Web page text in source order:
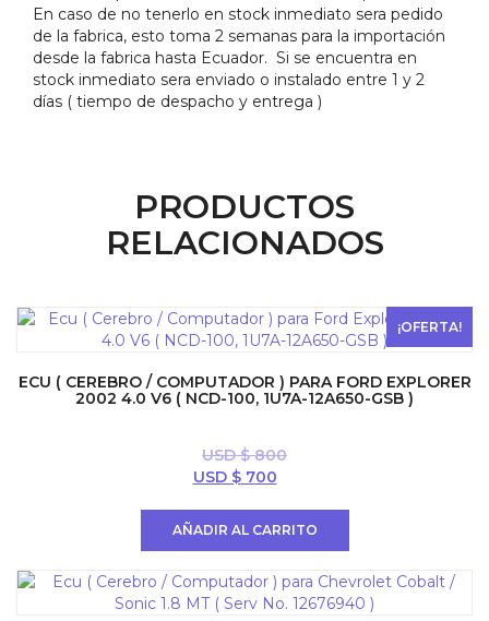
En caso de no tenerlo en stock inmediato sera pedido
de la fabrica, esto toma 2 semanas para la importación
desde la fabrica hasta Ecuador. Si se encuentra en
stock inmediato sera enviado o instalado entre 1 y 2
días ( tiempo de despacho y entrega )
PRODUCTOS
RELACIONADOS
¡OFERTA!
ECU ( CEREBRO / COMPUTADOR ) PARA FORD EXPLORER
2002 4.0 V6 ( NCD-100, 1U7A-12A650-GSB )
USD $800
El
$ 800.
USD $700El
$ 700.
AÑADIR AL CARRITO